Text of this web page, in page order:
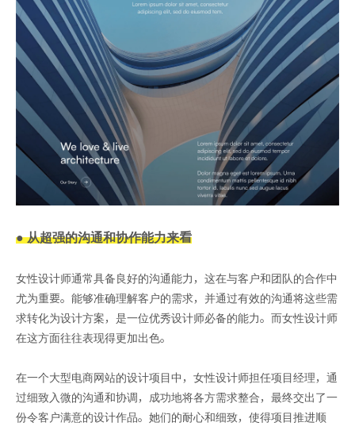
● 从超强的沟通和协作能力来看
女性设计师通常具备良好的沟通能力，这在与客户和团队的合作中
尤为重要。能够准确理解客户的需求，并通过有效的沟通将这些需
求转化为设计方案，是一位优秀设计师必备的能力。而女性设计师
在这方面往往表现得更加出色。
在一个大型电商网站的设计项目中，女性设计师担任项目经理，通
过细致入微的沟通和协调，成功地将各方需求整合，最终交出了一
份令客户满意的设计作品。她们的耐心和细致，使得项目推进顺